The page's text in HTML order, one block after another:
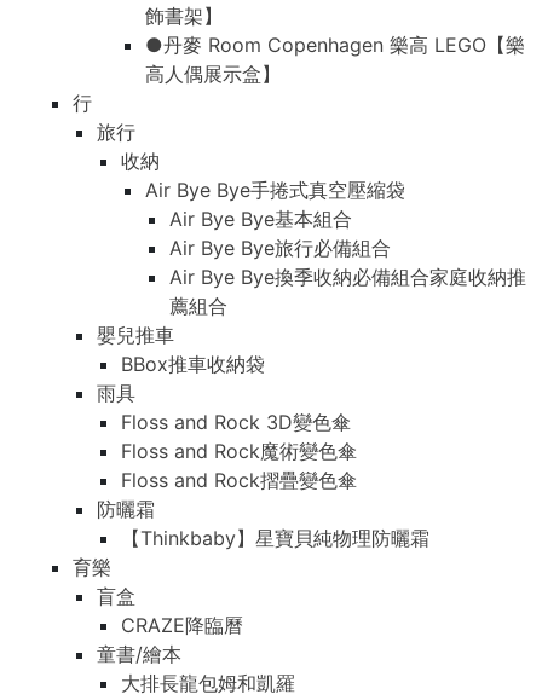
飾書架】
●丹麥 Room Copenhagen 樂高 LEGO【樂
高人偶展示盒】
行
旅行
收納
Air Bye Bye手捲式真空壓縮袋
Air Bye Bye基本組合
Air Bye Bye旅行必備組合
Air Bye Bye換季收納必備組合家庭收納推
薦組合
嬰兒推車
BBox推車收納袋
雨具
Floss and Rock 3D變色傘
Floss and Rock魔術變色傘
Floss and Rock摺疊變色傘
防曬霜
【Thinkbaby】星寶貝純物理防曬霜
育樂
盲盒
CRAZE降臨曆
童書/繪本
大排長龍包姆和凱羅